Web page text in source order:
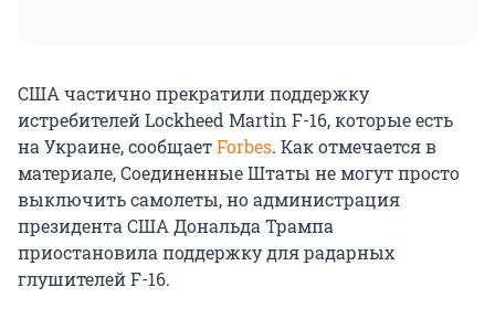
США частично прекратили поддержку
истребителей Lockheed Martin F-16, которые есть
на Украине, сообщаетForbes. Как отмечается в
материале, Соединенные Штаты не могут просто
выключить самолеты, но администрация
президента США Дональда Трампа
приостановила поддержку для радарных
глушителейF-16.